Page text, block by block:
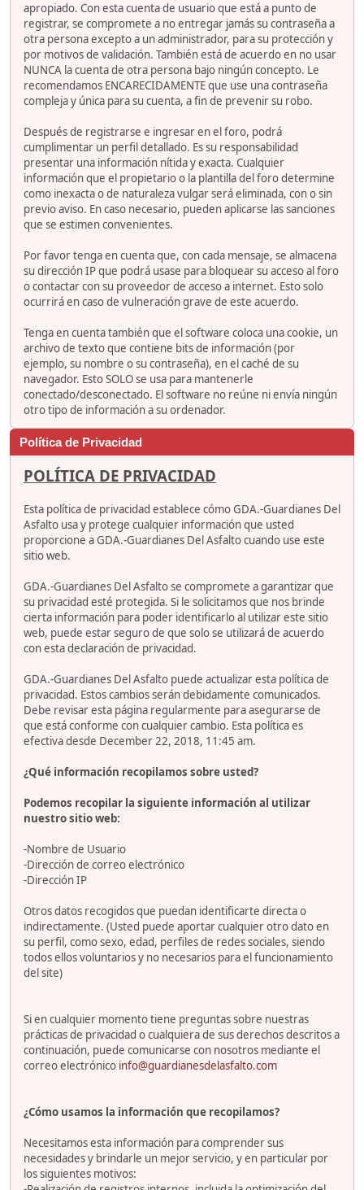
apropiado. Con esta cuenta de usuario que está a punto de
registrar, se compromete a no entregar jamás su contraseña a
otra persona excepto a un administrador, para su protección y
por motivos de validación. También está de acuerdo en no usar
NUNCA la cuenta de otra persona bajo ningún concepto. Le
recomendamos ENCARECIDAMENTE que use una contraseña
compleja y única para su cuenta, a fin de prevenir su robo.
Después de registrarse e ingresar en el foro, podrá
cumplimentar un perfil detallado. Es su responsabilidad
presentar una información nítida y exacta. Cualquier
información que el propietario o la plantilla del foro determine
como inexacta o de naturaleza vulgar será eliminada, con o sin
previo aviso. En caso necesario, pueden aplicarse las sanciones
que se estimen convenientes.
Por favor tenga en cuenta que, con cada mensaje, se almacena
su dirección IP que podrá usase para bloquear su acceso al foro
o contactar con su proveedor de acceso a internet. Esto solo
ocurrirá en caso de vulneración grave de este acuerdo.
Tenga en cuenta también que el software coloca una cookie, un
archivo de texto que contiene bits de información (por
ejemplo, su nombre o su contraseña), en el caché de su
navegador. Esto SOLO se usa para mantenerle
conectado/desconectado. El software no reúne ni envía ningún
otro tipo de información a su ordenador.
Política de Privacidad
POLÍTICA DE PRIVACIDAD
Esta política de privacidad establece cómo GDA.-Guardianes Del
Asfalto usa y protege cualquier información que usted
proporcione a GDA.-Guardianes Del Asfalto cuando use este
sitio web.
GDA.-Guardianes Del Asfalto se compromete a garantizar que
su privacidad esté protegida. Si le solicitamos que nos brinde
cierta información para poder identificarlo al utilizar este sitio
web, puede estar seguro de que solo se utilizará de acuerdo
con esta declaración de privacidad.
GDA.-Guardianes Del Asfalto puede actualizar esta política de
privacidad. Estos cambios serán debidamente comunicados.
Debe revisar esta página regularmente para asegurarse de
que está conforme con cualquier cambio. Esta política es
efectiva desde December 22, 2018, 11:45 am.
¿Qué información recopilamos sobre usted?
Podemos recopilar la siguiente información al utilizar
nuestro sitio web:
-Nombre de Usuario
-Dirección de correo electrónico
-Dirección IP
Otros datos recogidos que puedan identificarte directa o
indirectamente. (Usted puede aportar cualquier otro dato en
su perfil, como sexo, edad, perfiles de redes sociales, siendo
todos ellos voluntarios y no necesarios para el funcionamiento
del site)
Si en cualquier momento tiene preguntas sobre nuestras
prácticas de privacidad o cualquiera de sus derechos descritos a
continuación, puede comunicarse con nosotros mediante el
correo electrónico info@guardianesdelasfalto.com
¿Cómo usamos la información que recopilamos?
Necesitamos esta información para comprender sus
necesidades y brindarle un mejor servicio, y en particular por
los siguientes motivos: